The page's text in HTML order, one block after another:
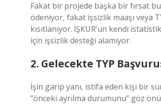
Fakat bir projede başka bir fırsat
ödeniyor, fakat işsizlik maaşı veya
kısıtlanıyor. İŞKUR’un kendi
için işsizlik desteği alamıyor.
2. Gelecekte TYP
İşin garip yanı, istifa eden kişi bir
“önceki ayrılma durumunu” göz